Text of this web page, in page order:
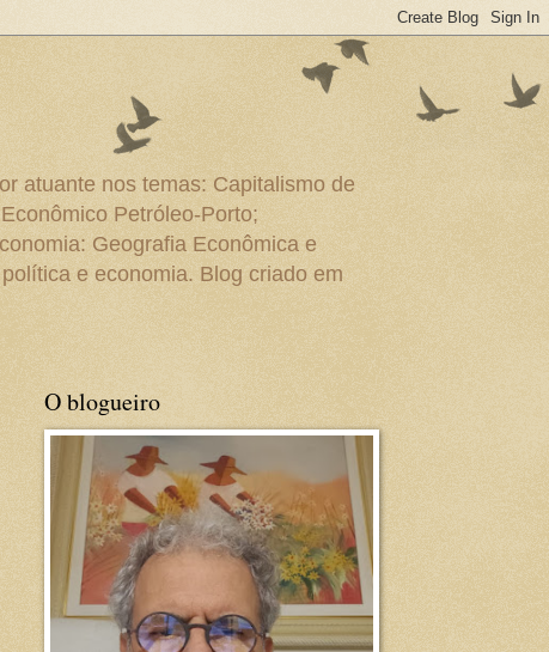
atuante nos temas: Capitalismo de
Petróleo-Porto;
Geografia Econômica e
e economia. Blog criado em
O blogueiro